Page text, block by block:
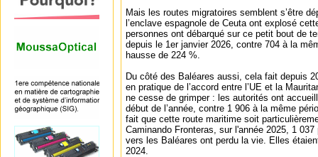
Mais les routes migratoires semblent s’être
l’enclave espagnole de Ceuta ont explosé
personnes ont débarqué sur ce petit bout de
depuis le 1er janvier 2026, contre 704 à la
hausse de 224 %.
Du côté des Baléares aussi, cela fait depuis
en pratique de l’accord entre l’UE et la
ne cesse de grimper : les autorités ont
début de l’année, contre 1 906 à la même
fait que cette route maritime soit
Caminando Fronteras, sur l'année 2025, 1
vers les Baléares ont perdu la vie. Elles
2024.